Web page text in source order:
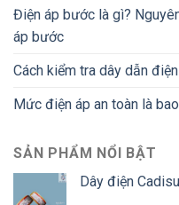
Điện áp bước là gì?
áp bước
Cách kiểm tra dây dẫn
Mức điện áp an toàn là
SẢN PHẨM NỔI BẬT
Dây điện